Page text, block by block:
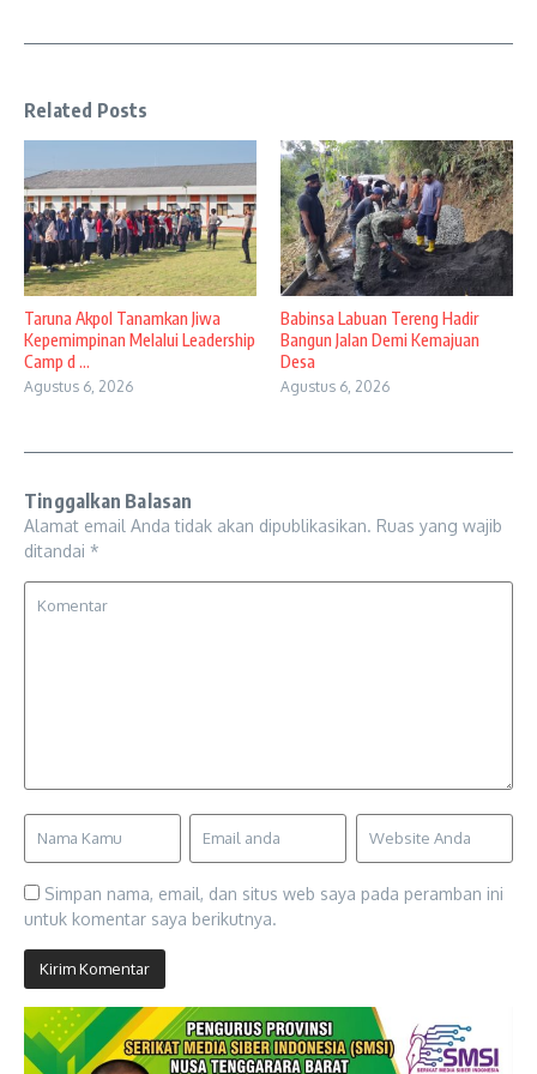
Related Posts
Taruna Akpol Tanamkan Jiwa
Kepemimpinan Melalui Leadership
Camp d ...
Agustus 6, 2026
Babinsa Labuan Tereng Hadir
Bangun Jalan Demi Kemajuan
Desa
Agustus 6, 2026
Tinggalkan Balasan
Alamat email Anda tidak akan dipublikasikan. Ruas yang wajib
ditandai *
Simpan nama, email, dan situs web saya pada peramban ini
untuk komentar saya berikutnya.